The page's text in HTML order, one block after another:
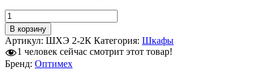
Количество
товара
Шкаф
для
колоноскопов
(ШХЭ
В корзину
Артикул: ШХЭ 2-2К Категория: Шкафы
1 человек сейчас смотрит этот товар!
Бренд: Оптимех